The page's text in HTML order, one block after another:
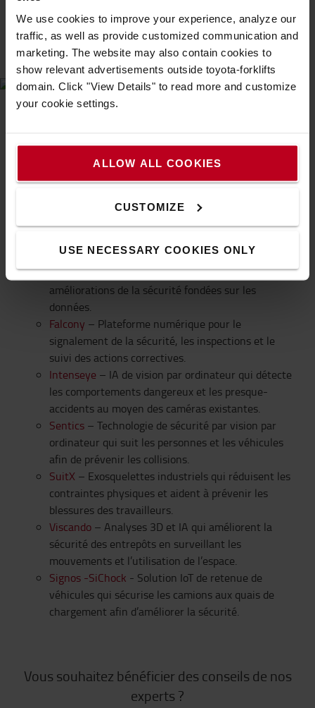
We use cookies to improve your experience, analyze our
traffic, as well as provide customized communication and
marketing. The website may also contain cookies to
show relevant advertisements outside toyota-forklifts
domain. Click "View Details" to read more and customize
your cookie settings.
ALLOW ALL COOKIES
CUSTOMIZE
USE NECESSARY COOKIES ONLY
réduisant considérablement le risque d’accidents, de
blessures et de dommages aux équipements.
Logiconomi Connections pour la sécurité
pour répondre aux défis typiques de la sécurité et
soutenir le secteur.
- Contrôle du trafic basé sur l’IA, qui
prévient activement les situations dangereuses
CombiQ – Capteurs intelligents qui détectent les
impacts sur les rayonnages et soutiennent les
améliorations de la sécurité fondées sur les
données.
Falcony – Plateforme numérique pour le
signalement de la sécurité, les inspections et le
suivi des actions correctives.
Intenseye – IA de vision par ordinateur qui détecte
les comportements dangereux et les presque-
accidents au moyen des caméras existantes.
Sentics – Technologie de sécurité par vision par
ordinateur qui suit les personnes et les véhicules
afin de prévenir les collisions.
SuitX – Exosquelettes industriels qui réduisent les
contraintes physiques et aident à prévenir les
blessures des travailleurs.
Viscando – Analyses 3D et IA qui améliorent la
sécurité des entrepôts en surveillant les
mouvements et l’utilisation de l’espace.
Signos -SiChock - Solution IoT de retenue de
véhicules qui sécurise les camions aux quais de
chargement afin d’améliorer la sécurité.
Vous souhaitez bénéficier des conseils de nos
experts ?